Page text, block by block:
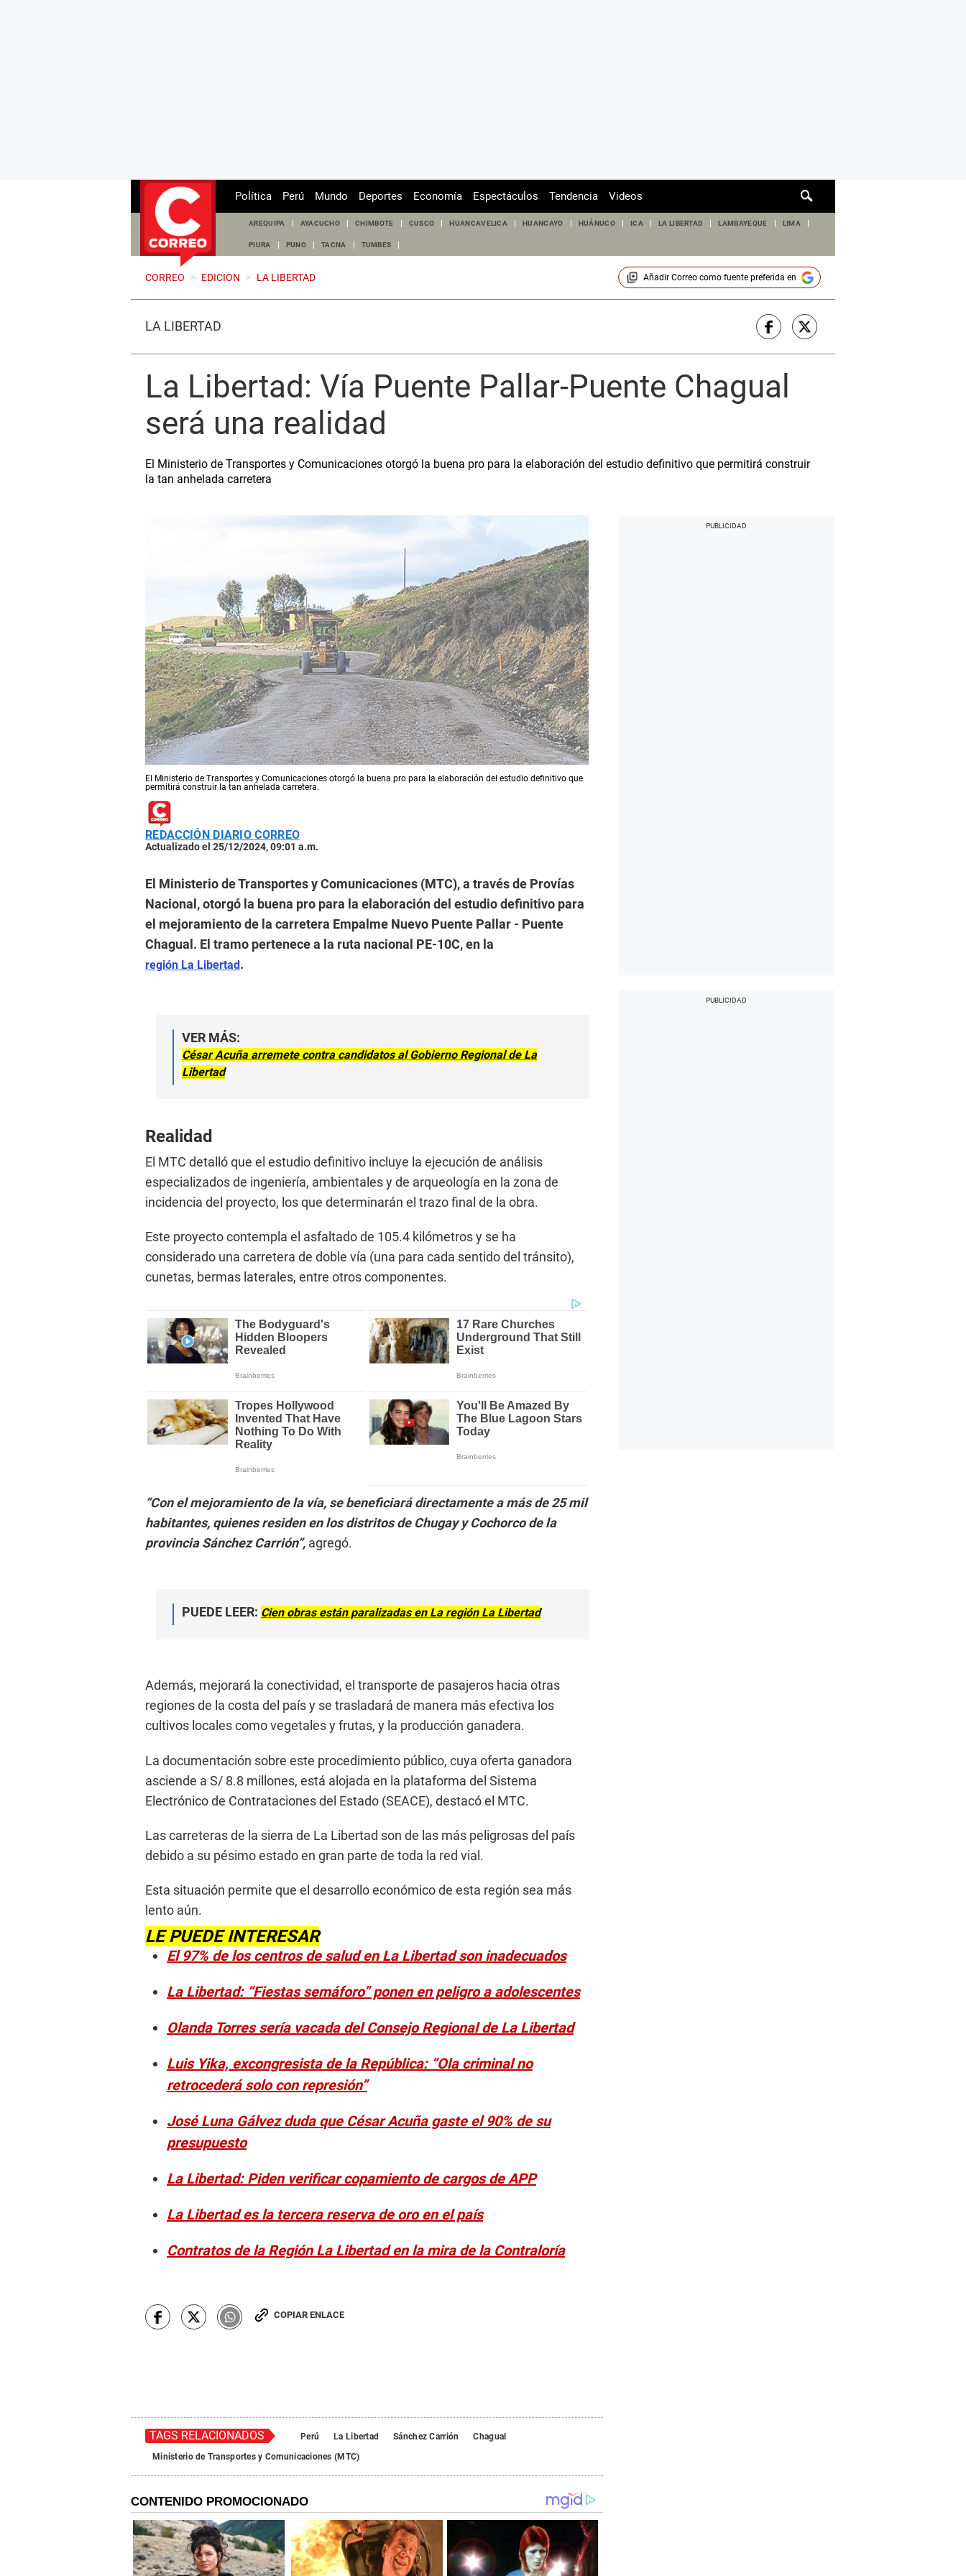
de
Política Perú Mundo Deportes Economía Espectáculos Tendencia Videos
AREQUIPA AYACUCHO CHIMBOTE CUSCO HUANCAVELICA HUANCAYO HUÁNUCO ICA LA LIBERTAD LAMBAYEQUE LIMA
PIURA PUNO TACNA TUMBES
CORREO > EDICION > LA LIBERTAD Añadir Correocomo fuente preferida en
LA LIBERTAD
La Libertad: Vía Puente Pallar-Puente Chagual
será una realidad
El Ministerio de Transportes y Comunicaciones otorgó la buena pro para la elaboración del estudio definitivo que permitirá construir
la tan anhelada carretera
El Ministerio de Transportes y Comunicaciones otorgó la buena pro para la elaboración del estudio definitivo que
permitirá construir la tan anhelada carretera.
REDACCIÓN DIARIO CORREO
Actualizado el 25/12/2024, 09:01 a.m.
El Ministerio de Transportes y Comunicaciones (MTC), a través de Provías
Nacional, otorgó la buena pro para la elaboración del estudio definitivo para
el mejoramiento de la carretera Empalme Nuevo Puente Pallar - Puente
Chagual. El tramo pertenece a la ruta nacional PE-10C, en la
región La Libertad.
VER MÁS:
César Acuña arremete contra candidatos al Gobierno Regional de La
Libertad
Realidad
El MTC detalló que el estudio definitivo incluye la ejecución de análisis
especializados de ingeniería, ambientales y de arqueología en la zona de
incidencia del proyecto, los que determinarán el trazo final de la obra.
Este proyecto contempla el asfaltado de 105.4 kilómetros y se ha
considerado una carretera de doble vía (una para cada sentido del tránsito),
cunetas, bermas laterales, entre otros componentes.
“Con el mejoramiento de la vía, se beneficiará directamente a más de 25 mil
habitantes, quienes residen en los distritos de Chugay y Cochorco de la
provincia Sánchez Carrión”, agregó.
PUEDE LEER: Cien obras están paralizadas en La región La Libertad
Además, mejorará la conectividad, el transporte de pasajeros hacia otras
regiones de la costa del país y se trasladará de manera más efectiva los
cultivos locales como vegetales y frutas, y la producción ganadera.
La documentación sobre este procedimiento público, cuya oferta ganadora
asciende a S/ 8.8 millones, está alojada en la plataforma del Sistema
Electrónico de Contrataciones del Estado (SEACE), destacó el MTC.
Las carreteras de la sierra de La Libertad son de las más peligrosas del país
debido a su pésimo estado en gran parte de toda la red vial.
Esta situación permite que el desarrollo económico de esta región sea más
lento aún.
LE PUEDE INTERESAR
El 97% de los centros de salud en La Libertad son inadecuados
La Libertad: “Fiestas semáforo” ponen en peligro a adolescentes
Olanda Torres sería vacada del Consejo Regional de La Libertad
Luis Yika, excongresista de la República: “Ola criminal no
retrocederá solo con represión”
José Luna Gálvez duda que César Acuña gaste el 90% de su
presupuesto
La Libertad: Piden verificar copamiento de cargos de APP
La Libertad es la tercera reserva de oro en el país
Contratos de la Región La Libertad en la mira de la Contraloría
COPIAR ENLACE
TAGS RELACIONADOS Perú La Libertad Sánchez Carrión
Chagual
Ministerio de Transportes y Comunicaciones (MTC)